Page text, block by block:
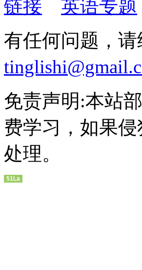
链接
英语专题
有任何问题，请
免责声明:本站
费学习，如果
处理。
51La